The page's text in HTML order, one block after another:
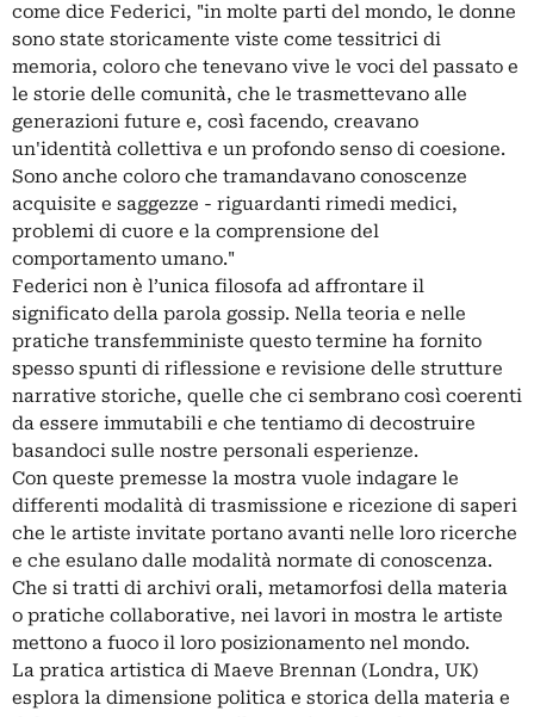
come dice Federici, "in molte parti del mondo, le donne
sono state storicamente viste come tessitrici di
memoria, coloro che tenevano vive le voci del passato e
le storie delle comunità, che le trasmettevano alle
generazioni future e, così facendo, creavano
un'identità collettiva e un profondo senso di coesione.
Sono anche coloro che tramandavano conoscenze
acquisite e saggezze - riguardanti rimedi medici,
problemi di cuore e la comprensione del
comportamento umano."
Federici non è l’unica filosofa ad affrontare il
significato della parola gossip. Nella teoria e nelle
pratiche transfemministe questo termine ha fornito
spesso spunti di riflessione e revisione delle strutture
narrative storiche, quelle che ci sembrano così coerenti
da essere immutabili e che tentiamo di decostruire
basandoci sulle nostre personali esperienze.
Con queste premesse la mostra vuole indagare le
differenti modalità di trasmissione e ricezione di saperi
che le artiste invitate portano avanti nelle loro ricerche
e che esulano dalle modalità normate di conoscenza.
Che si tratti di archivi orali, metamorfosi della materia
o pratiche collaborative, nei lavori in mostra le artiste
mettono a fuoco il loro posizionamento nel mondo.
La pratica artistica di Maeve Brennan (Londra, UK)
esplora la dimensione politica e storica della materia e